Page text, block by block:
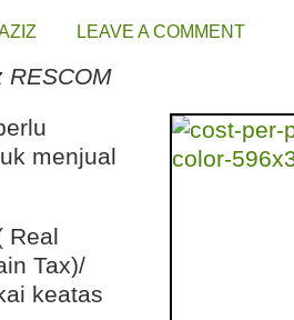
LEAVE A COMMENT
RESCOM
menjual
Real
Tax)/
keatas